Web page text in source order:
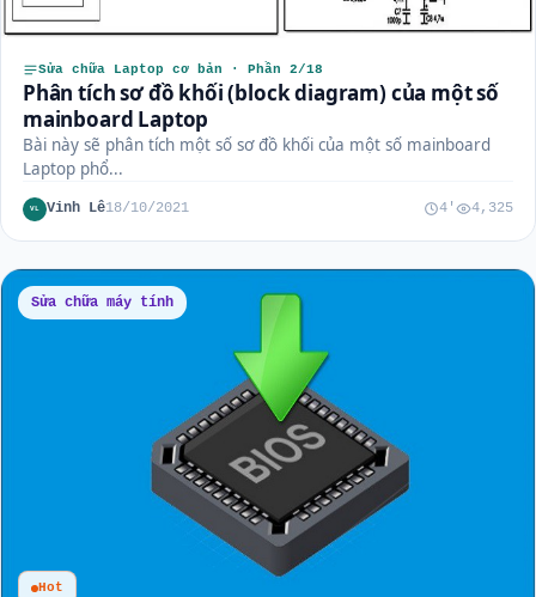
Sửa chữa Laptop cơ bản · Phần 2/18
Phân tích sơ đồ khối (block diagram) của một số
mainboard Laptop
Bài này sẽ phân tích một số sơ đồ khối của một số mainboard
Laptop phổ...
VL Vinh Lê18/10/2021 4' 4,325
Sửa chữa máy tính
Hot